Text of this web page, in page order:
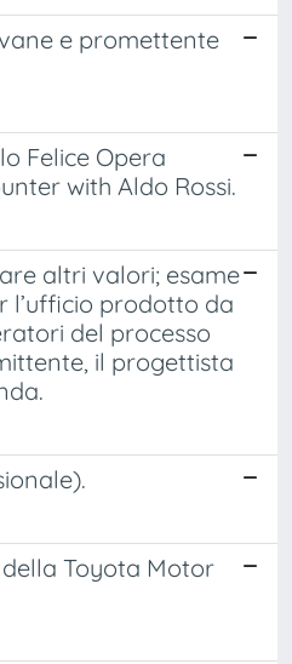
e promettente
Felice Opera
with Aldo Rossi.
altri valori; esame
l’ufficio prodotto da
del processo
il progettista
Toyota Motor